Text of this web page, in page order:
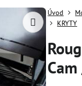
Úvod
KRYTY